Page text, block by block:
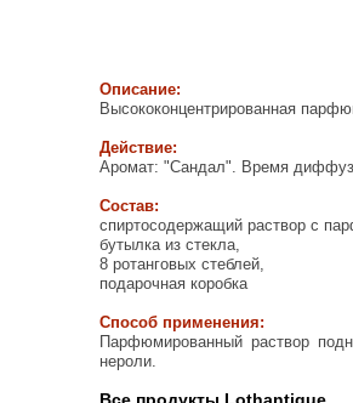
Описание:
Высококонцентрированная
Действие:
Аромат: "Сандал". Время
Состав:
спиртосодержащий раствор с
бутылка из стекла,
8 ротанговых стеблей,
подарочная коробка
Способ применения:
Парфюмированный раствор
нероли.